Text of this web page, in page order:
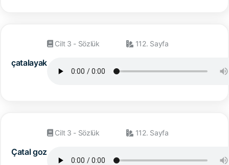
çatalayak
Cilt 3 - Sözlük 112. Sayfa
Çatal goz
Cilt 3 - Sözlük 112. Sayfa